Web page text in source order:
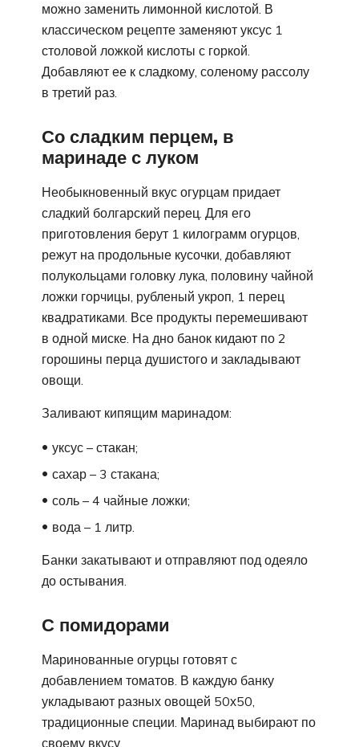
можно заменить лимонной кислотой. В
классическом рецепте заменяют уксус 1
столовой ложкой кислоты с горкой.
Добавляют ее к сладкому, соленому рассолу
в третий раз.
Со сладким перцем, в
маринаде с луком
Необыкновенный вкус огурцам придает
сладкий болгарский перец. Для его
приготовления берут 1 килограмм огурцов,
режут на продольные кусочки, добавляют
полукольцами головку лука, половину чайной
ложки горчицы, рубленый укроп, 1 перец
квадратиками. Все продукты перемешивают
в одной миске. На дно банок кидают по 2
горошины перца душистого и закладывают
овощи.
Заливают кипящим маринадом:
уксус – стакан;
сахар – 3 стакана;
соль – 4 чайные ложки;
вода – 1 литр.
Банки закатывают и отправляют под одеяло
до остывания.
С помидорами
Маринованные огурцы готовят с
добавлением томатов. В каждую банку
укладывают разных овощей 50х50,
традиционные специи. Маринад выбирают по
своему вкусу.